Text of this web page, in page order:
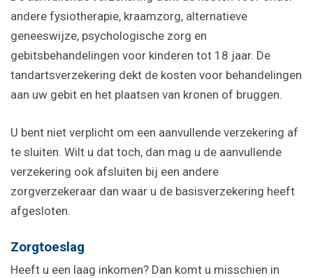
andere fysiotherapie, kraamzorg, alternatieve
geneeswijze, psychologische zorg en
gebitsbehandelingen voor kinderen tot 18 jaar. De
tandartsverzekering dekt de kosten voor behandelingen
aan uw gebit en het plaatsen van kronen of bruggen.
U bent niet verplicht om een aanvullende verzekering af
te sluiten. Wilt u dat toch, dan mag u de aanvullende
verzekering ook afsluiten bij een andere
zorgverzekeraar dan waar u de basisverzekering heeft
afgesloten.
Zorgtoeslag
Heeft u een laag inkomen? Dan komt u misschien in